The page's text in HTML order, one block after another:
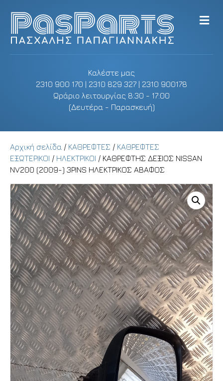
Καλέστε μας
2310 900 170 | 2310 829 327 | 2310 900178
Ωράριο λειτουργίας 8:30 - 17:00
(Δευτέρα - Παρασκευή)
M
e
Αρχική σελίδα / ΚΑΘΡΕΦΤΕΣ / ΚΑΘΡΕΦΤΕΣ
ΕΞΩΤΕΡΙΚΟΙ / ΗΛΕΚΤΡΙΚΟΙ / ΚΑΘΡΕΦΤΗΣ ΔΕΞΙΟΣ NISSAN
NV200 (2009-) 3PINS ΗΛΕΚΤΡΙΚΟΣ ΑΒΑΦΟΣ